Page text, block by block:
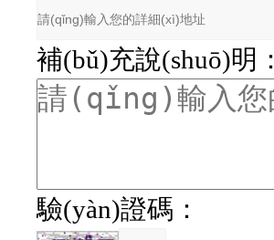
補(bǔ)充說(shuō)明：
驗(yàn)證碼：